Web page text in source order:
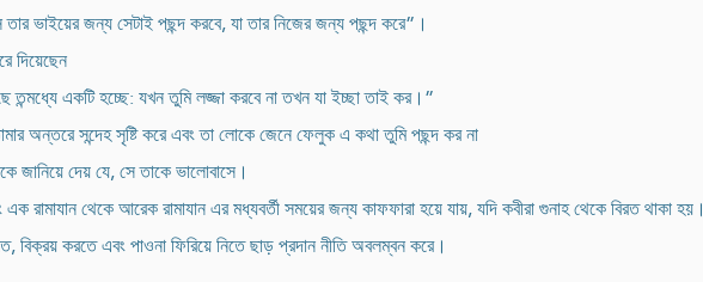
ভাইয়ের জন্য সেটাই পছন্দ করবে, যা তার নিজের জন্য পছন্দ করে”।
দিয়েছেন
তন্মধ্যে একটি হচ্ছে: যখন তুমি লজ্জা করবে না তখন যা ইচ্ছা তাই কর।”
অন্তরে সন্দেহ সৃষ্টি করে এবং তা লোকে জেনে ফেলুক এ কথা তুমি পছন্দ কর না
জানিয়ে দেয় যে, সে তাকে ভালোবাসে।
থেকে আরেক রামাযান এর মধ্যবর্তী সময়ের জন্য কাফফারা হয়ে যায়, যদি কবীরা গুনাহ থেকে বিরত থাকা হয়।
করতে এবং পাওনা ফিরিয়ে নিতে ছাড় প্রদান নীতি অবলম্বন করে।